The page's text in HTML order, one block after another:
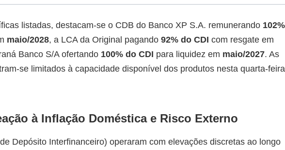
listadas, destacam-se o CDB do Banco XP S.A. remunerando 102%
maio/2028, a LCA da Original pagando 92% do CDI com resgate em
Banco S/A ofertando 100% do CDI para liquidez em maio/2027. As
se limitados à capacidade disponível dos produtos nesta quarta-feira
à Inflação Doméstica e Risco Externo
Depósito Interfinanceiro) operaram com elevações discretas ao longo